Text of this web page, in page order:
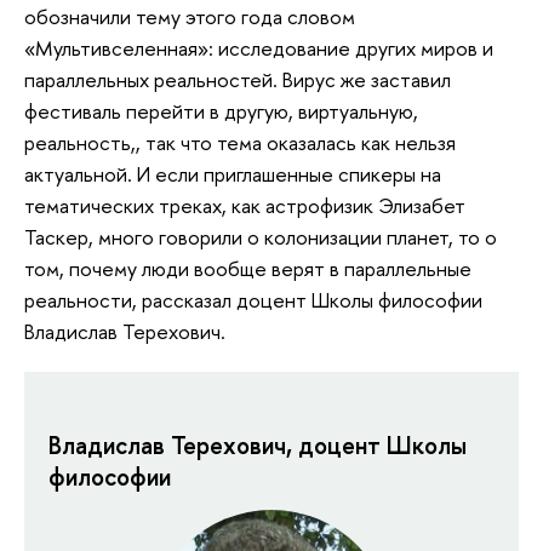
обозначили тему этого года словом
«Мультивселенная»: исследование других миров и
параллельных реальностей. Вирус же заставил
фестиваль перейти в другую, виртуальную,
реальность,, так что тема оказалась как нельзя
актуальной. И если приглашенные спикеры на
тематических треках, как астрофизик Элизабет
Таскер, много говорили о колонизации планет, то о
том, почему люди вообще верят в параллельные
реальности, рассказал доцент Школы философии
Владислав Терехович.
Владислав Терехович, доцент Школы
философии